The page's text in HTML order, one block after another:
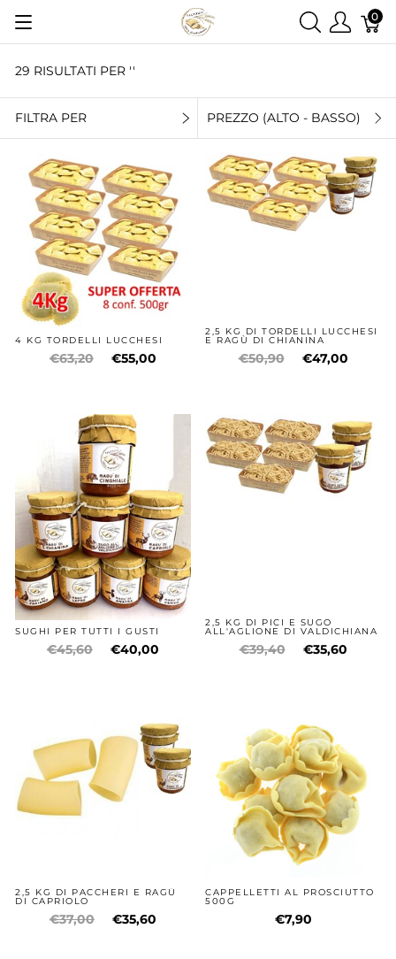
0
29 RISULTATI PER ''
FILTRA PER PREZZO (ALTO - BASSO)
4 KG TORDELLI LUCCHESI
€63,20 €55,00
2,5 KG DI TORDELLI LUCCHESI
E RAGÙ DI CHIANINA
€50,90 €47,00
SUGHI PER TUTTI I GUSTI
€45,60 €40,00
2,5 KG DI PICI E SUGO
ALL'AGLIONE DI VALDICHIANA
€39,40 €35,60
2,5 KG DI PACCHERI E RAGÙ
DI CAPRIOLO
€37,00 €35,60
CAPPELLETTI AL PROSCIUTTO
500G
€7,90